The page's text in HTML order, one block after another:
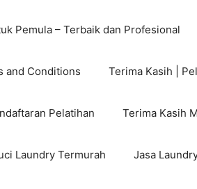
Pemula – Terbaik dan Profesional
and Conditions Terima Kasih |
Pelatihan Terima Kasih
Laundry Termurah Jasa